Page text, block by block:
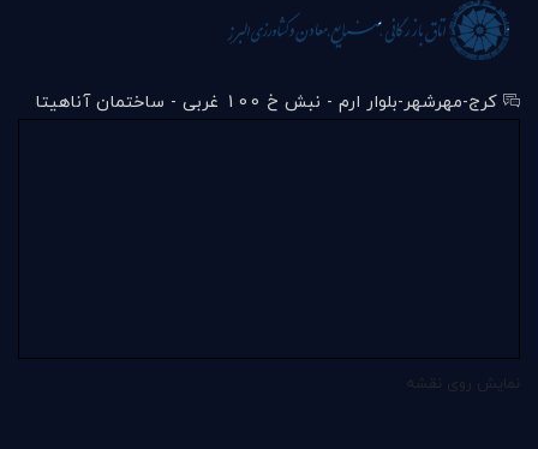
کرج-مهرشهر-بلوار ارم - نبش خ 100 غربی - ساختمان آناهیتا